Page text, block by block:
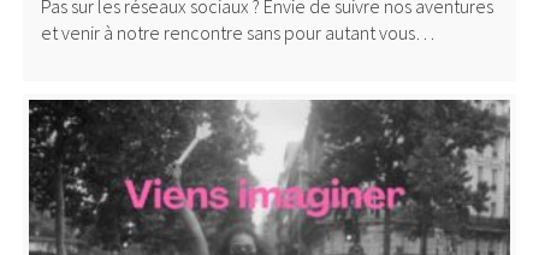
Pas sur les réseaux sociaux ? Envie de suivre nos aventures
et venir à notre rencontre sans pour autant vous…